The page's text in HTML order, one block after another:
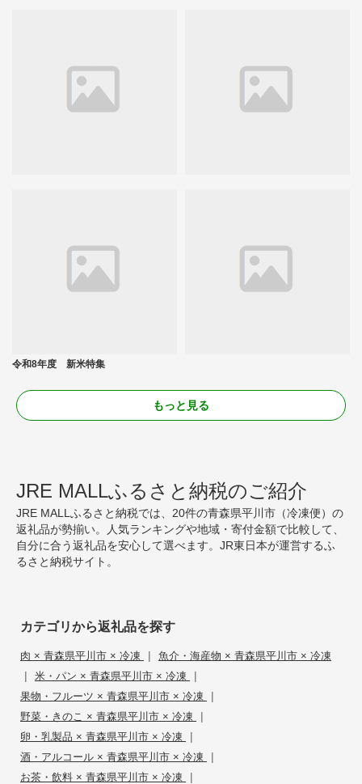
令和8年度 新米特集
もっと見る
JRE MALLふるさと納税のご紹介
JRE MALLふるさと納税では、20件の青森県平川市（冷凍便）の
返礼品が勢揃い。人気ランキングや地域・寄付金額で比較して、
自分に合う返礼品を安心して選べます。JR東日本が運営するふ
るさと納税サイト。
カテゴリから返礼品を探す
肉 × 青森県平川市 × 冷凍 | 魚介・海産物 × 青森県平川市 × 冷凍
| 米・パン × 青森県平川市 × 冷凍 |
果物・フルーツ × 青森県平川市 × 冷凍 |
野菜・きのこ × 青森県平川市 × 冷凍 |
卵・乳製品 × 青森県平川市 × 冷凍 |
酒・アルコール × 青森県平川市 × 冷凍 |
お茶・飲料 × 青森県平川市 × 冷凍 |